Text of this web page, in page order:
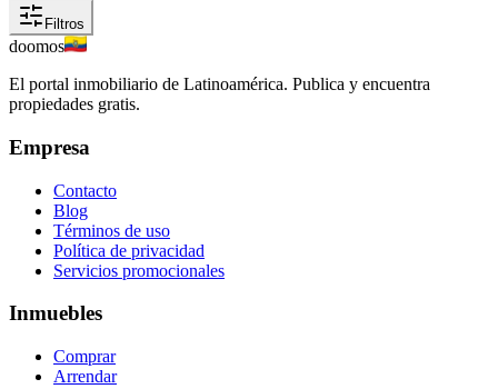
Filtros
doomos
El portal inmobiliario de Latinoamérica. Publica y encuentra
propiedades gratis.
Empresa
Contacto
Blog
Términos de uso
Política de privacidad
Servicios promocionales
Inmuebles
Comprar
Arrendar